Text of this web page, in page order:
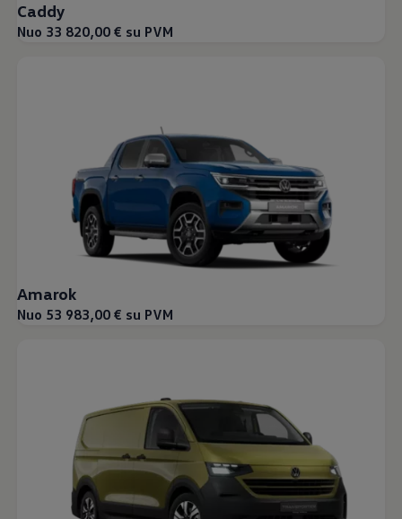
Caddy
Nuo 33 820,00 € su PVM
Amarok
Nuo 53 983,00 € su PVM